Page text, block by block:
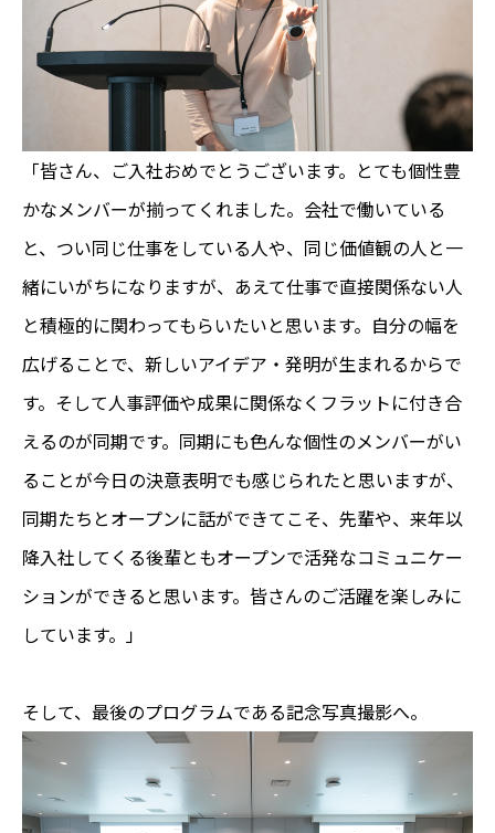
「皆さん、ご入社おめでとうございます。とても個性豊
かなメンバーが揃ってくれました。会社で働いている
と、つい同じ仕事をしている人や、同じ価値観の人と一
緒にいがちになりますが、あえて仕事で直接関係ない人
と積極的に関わってもらいたいと思います。自分の幅を
広げることで、新しいアイデア・発明が生まれるからで
す。そして人事評価や成果に関係なくフラットに付き合
えるのが同期です。同期にも色んな個性のメンバーがい
ることが今日の決意表明でも感じられたと思いますが、
同期たちとオープンに話ができてこそ、先輩や、来年以
降入社してくる後輩ともオープンで活発なコミュニケー
ションができると思います。皆さんのご活躍を楽しみに
しています。」
そして、最後のプログラムである記念写真撮影へ。